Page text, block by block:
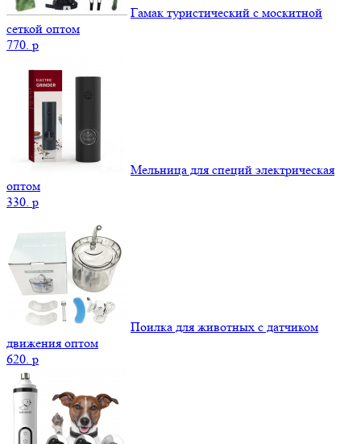
Гамак туристический с москитной
сеткой оптом
770. p
Мельница для специй электрическая
оптом
330. p
Поилка для животных с датчиком
движения оптом
620. p